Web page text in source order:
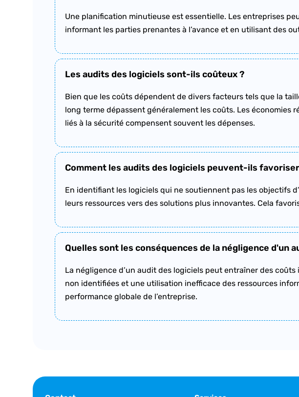
Une planification minutieuse est essentielle. Les entreprises
informant les parties prenantes à l’avance et en utilisant des
Les audits des logiciels sont-ils coûteux ?
Bien que les coûts dépendent de divers facteurs tels que la
long terme dépassent généralement les coûts. Les économies
liés à la sécurité compensent souvent les dépenses.
Comment les audits des logiciels peuvent-ils
En identifiant les logiciels qui ne soutiennent pas les objectifs
leurs ressources vers des solutions plus innovantes. Cela
Quelles sont les conséquences de la négligence d'un
La négligence d’un audit des logiciels peut entraîner des
non identifiées et une utilisation inefficace des ressources
performance globale de l’entreprise.